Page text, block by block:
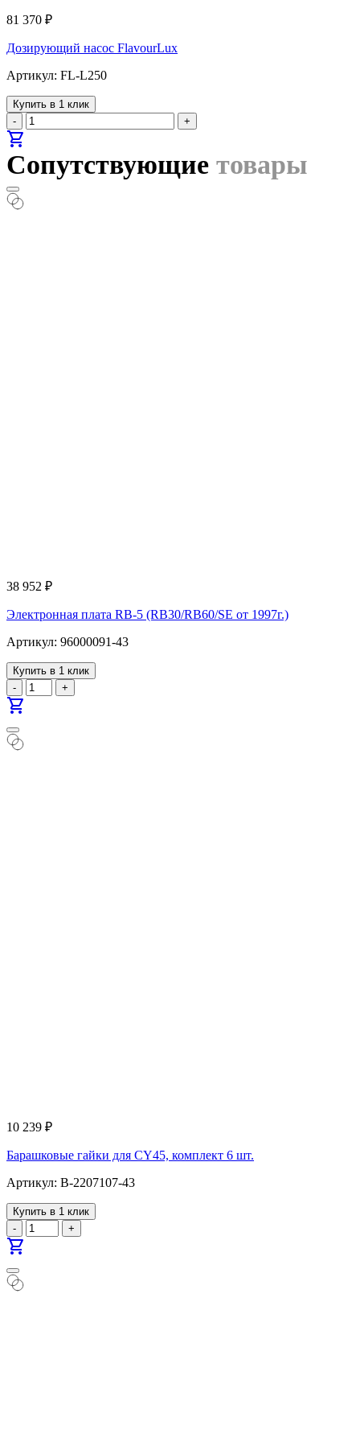
81 370 ₽
Дозирующий насос FlavourLux
Артикул: FL-L250
Купить в 1 клик
-
+
shopping_cart
Сопутствующие товары
38 952 ₽
Электронная плата RB-5 (RB30/RB60/SE от 1997г.)
Артикул: 96000091-43
Купить в 1 клик
-
+
shopping_cart
10 239 ₽
Барашковые гайки для CY45, комплект 6 шт.
Артикул: B-2207107-43
Купить в 1 клик
-
+
shopping_cart